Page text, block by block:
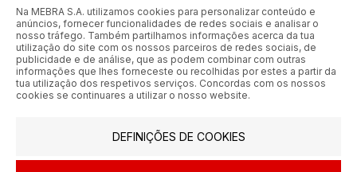
MEBRA - Comércio por Grosso de Metais e Acessórios de Braga
S.A. © 2026 Todos os direitos reservados.
Aos preços apresentados acresce IVA à taxa em vigor.
SIGA-NOS
Na MEBRA S.A. utilizamos cookies para personalizar conteúdo e
anúncios, fornecer funcionalidades de redes sociais e analisar o
nosso tráfego. Também partilhamos informações acerca da tua
utilização do site com os nossos parceiros de redes sociais, de
publicidade e de análise, que as podem combinar com outras
informações que lhes forneceste ou recolhidas por estes a partir da
tua utilização dos respetivos serviços. Concordas com os nossos
cookies se continuares a utilizar o nosso website.
DEFINIÇÕES DE COOKIES